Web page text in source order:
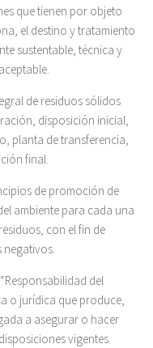
que tienen por objeto
el destino y tratamiento
sustentable, técnica y
de residuos sólidos
disposición inicial,
planta de transferencia,
final.
de promoción de
ambiente para cada una
con el fin de
negativos.
del
o jurídica que produce,
a asegurar o hacer
vigentes.